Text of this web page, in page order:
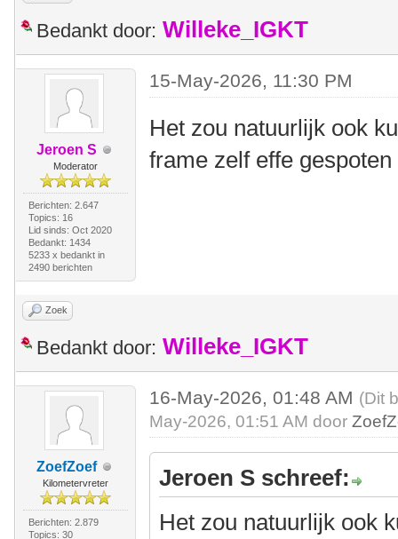
Bedankt door: Willeke_IGKT
Jeroen S
Moderator
Berichten: 2.647
Topics: 16
Lid sinds: Oct 2020
Bedankt: 1434
5233 x bedankt in
2490 berichten
15-May-2026, 11:30 PM
Het zou natuurlijk ook
frame zelf effe gespoten
Zoek
Bedankt door: Willeke_IGKT
ZoefZoef
Kilometervreter
Berichten: 2.879
Topics: 30
16-May-2026, 01:48 AM (Dit
May-2026, 01:51 AM door
Jeroen S schreef:
Het zou natuurlijk ook